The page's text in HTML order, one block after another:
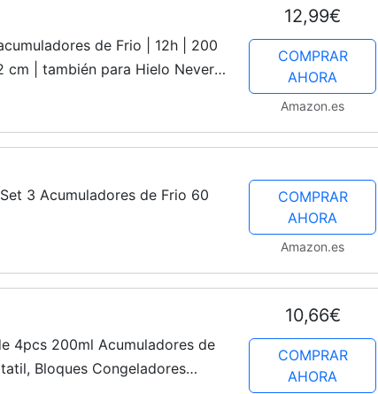
de Frio | 12h | 200
cm | también para Hielo Nevera
12,99€
COMPRAR
AHORA
Amazon.es
3 Acumuladores de Frio 60
COMPRAR
AHORA
Amazon.es
4pcs 200ml Acumuladores de
Bloques Congeladores
10,66€
COMPRAR
AHORA